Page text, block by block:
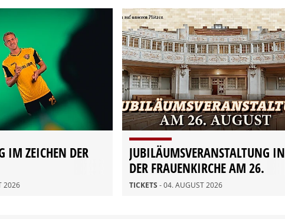
IM ZEICHEN DER
2026
JUBILÄUMSVERANSTALTUNG IN
DER FRAUENKIRCHE AM 26.
AUGUST
TICKETS - 04. AUGUST 2026